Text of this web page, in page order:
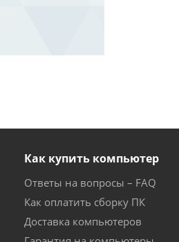
Как купить компьютер
Ответы на вопросы – FAQ
Как оплатить сборку ПК
Доставка компьютеров